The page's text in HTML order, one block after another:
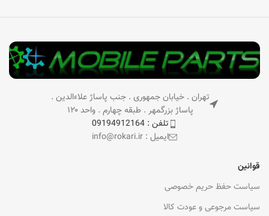
تهران . خیابان جمهوری . جنب پاساژ علاءالدین .
پاساژ بزرگمهر . طبقه چهارم . واحد ۱۲۰
تلفن : 09194912164
ایمیل : info@rokari.ir
قوانین
سیاست حفظ حریم خصوصی
سیاست مرجوعی و عودت کالا